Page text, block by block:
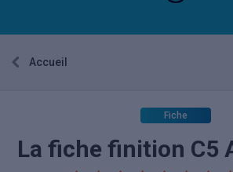
Accueil
Fiche
La fiche finition C5